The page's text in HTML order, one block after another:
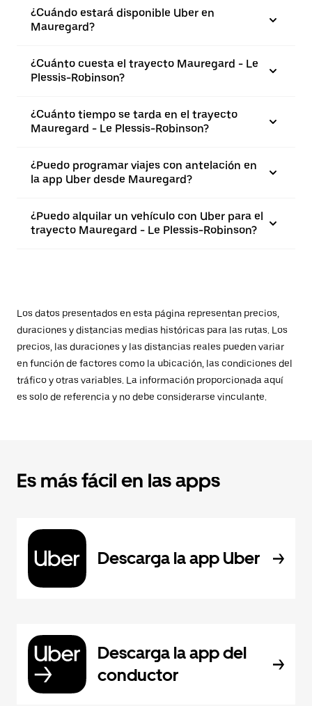
¿Cuándo estará disponible Uber en
Mauregard?
¿Cuánto cuesta el trayecto Mauregard - Le
Plessis-Robinson?
¿Cuánto tiempo se tarda en el trayecto
Mauregard - Le Plessis-Robinson?
¿Puedo programar viajes con antelación en
la app Uber desde Mauregard?
¿Puedo alquilar un vehículo con Uber para el
trayecto Mauregard - Le Plessis-Robinson?
Los datos presentados en esta página representan precios,
duraciones y distancias medias históricas para las rutas. Los
precios, las duraciones y las distancias reales pueden variar
en función de factores como la ubicación, las condiciones del
tráfico y otras variables. La información proporcionada aquí
es solo de referencia y no debe considerarse vinculante.
Es más fácil en las apps
Descarga la app Uber
Descarga la app del
conductor